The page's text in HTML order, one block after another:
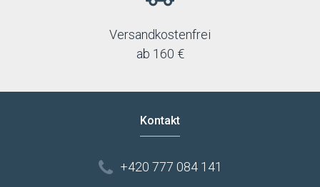
Versandkostenfrei
ab 160 €
Kontakt
+420 777 084 141